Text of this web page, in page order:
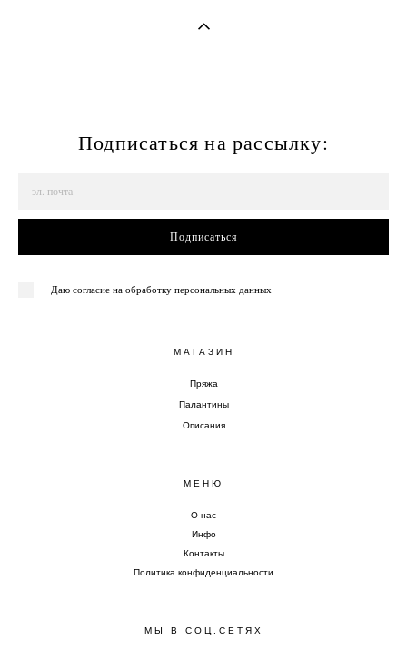
Подписаться на рассылку:
Подписаться
Даю согласие на обработку персональных данных
МАГАЗИН
Пряжа
Палантины
Описания
МЕНЮ
О нас
Инфо
Контакты
Политика конфиденциальности
МЫ В СОЦ.СЕТЯХ